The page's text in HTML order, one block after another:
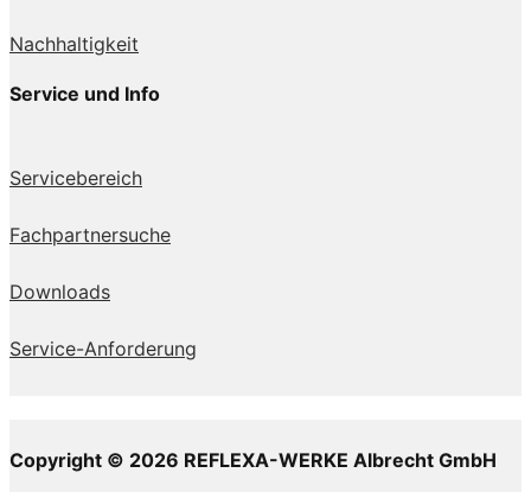
Nachhaltigkeit
Service und Info
Servicebereich
Fachpartnersuche
Downloads
Service-Anforderung
Copyright © 2026 REFLEXA-WERKE Albrecht GmbH